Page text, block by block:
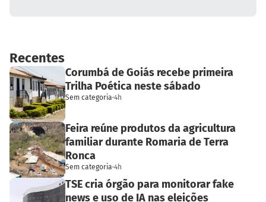
Recentes
Corumbá de Goiás recebe primeira
Trilha Poética neste sábado
Sem categoria·4h
Feira reúne produtos da agricultura
familiar durante Romaria de Terra
Ronca
Sem categoria·4h
TSE cria órgão para monitorar fake
news e uso de IA nas eleições